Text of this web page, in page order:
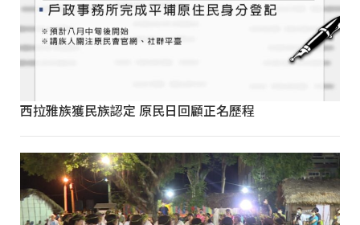
西拉雅族獲民族認定 原民日回顧正名歷程